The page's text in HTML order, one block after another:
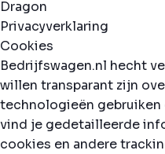
Privacyverklaring
Cookies
Bedrijfswagen.nl hecht
willen transparant zijn
technologieën gebruiken
vind je gedetailleerde
cookies en andere